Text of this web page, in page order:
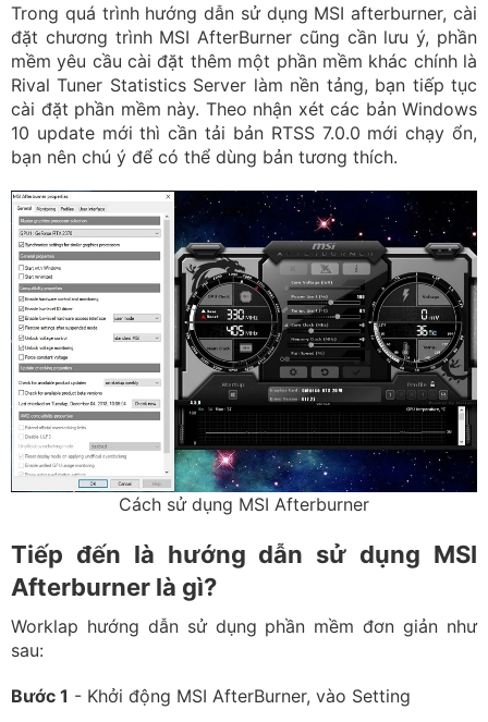
Trong quá trình hướng dẫn sử dụng MSI afterburner, cài
đặt chương trình MSI AfterBurner cũng cần lưu ý, phần
mềm yêu cầu cài đặt thêm một phần mềm khác chính là
Rival Tuner Statistics Server làm nền tảng, bạn tiếp tục
cài đặt phần mềm này. Theo nhận xét các bản Windows
10 update mới thì cần tải bản RTSS 7.0.0 mới chạy ổn,
bạn nên chú ý để có thể dùng bản tương thích.
Cách sử dụng MSI Afterburner
Tiếp đến là hướng dẫn sử dụng MSI
Afterburner là gì?
Worklap hướng dẫn sử dụng phần mềm đơn giản như
sau:
Bước 1 - Khởi động MSI AfterBurner, vào Setting